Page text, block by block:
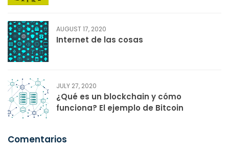
AUGUST 17, 2020
Internet de las cosas
JULY 27, 2020
¿Qué es un blockchain y cómo
funciona? El ejemplo de Bitcoin
Comentarios